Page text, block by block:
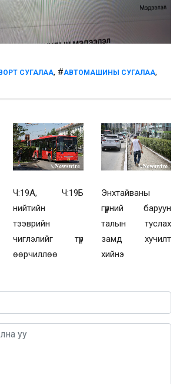
СУГАЛАА, #АВТОМАШИНЫ СУГАЛАА,
Ч:19А, Ч:19Б
нийтийн
тээврийн
чиглэлийг түр
өөрчиллөө
Энхтайваны
гүүрний баруун
талын туслах
замд хучилт
хийнэ